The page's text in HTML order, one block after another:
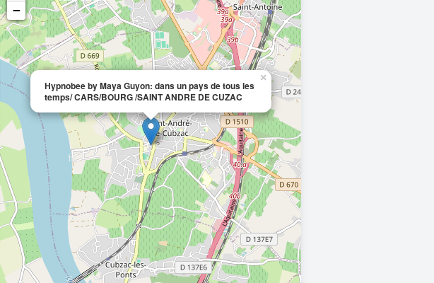
Hypnobee by Maya Guyon: dans un pays de tous les
temps/ CARS/BOURG /SAINT ANDRE DE CUZAC
×
−